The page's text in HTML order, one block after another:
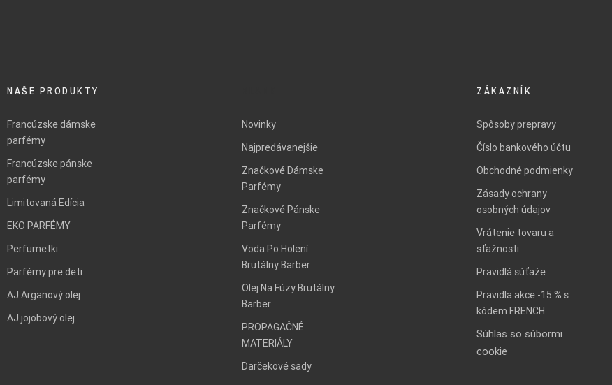
NAŠE PRODUKTY
Francúzske dámske
parfémy
Francúzske pánske
parfémy
Limitovaná Edícia
EKO PARFÉMY
Perfumetki
Parfémy pre deti
AJ Arganový olej
AJ jojobový olej
Novinky
Najpredávanejšie
Značkové Dámske
Parfémy
Značkové Pánske
Parfémy
Voda Po Holení
Brutálny Barber
Olej Na Fúzy Brutálny
Barber
PROPAGAČNÉ
MATERIÁLY
Darčekové sady
ZÁKAZNÍK
Spôsoby prepravy
Číslo bankového účtu
Obchodné podmienky
Zásady ochrany
osobných údajov
Vrátenie tovaru a
sťažnosti
Pravidlá súťaže
Pravidla akce -15 % s
kódem FRENCH
Súhlas so súbormi
cookie